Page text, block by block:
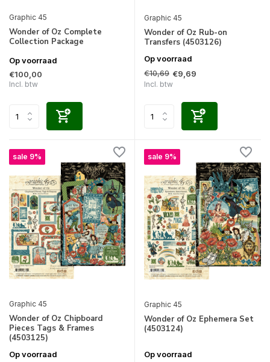
Graphic 45
Wonder of Oz Complete
Collection Package
Op voorraad
€100,00
Incl. btw
Graphic 45
Wonder of Oz Rub-on
Transfers (4503126)
Op voorraad
€10,69 €9,69
Incl. btw
sale 9%
Graphic 45
Wonder of Oz Chipboard
Pieces Tags & Frames
(4503125)
Op voorraad
sale 9%
Graphic 45
Wonder of Oz Ephemera Set
(4503124)
Op voorraad